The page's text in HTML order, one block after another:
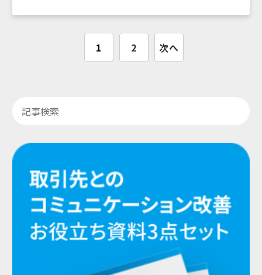
1 2 次へ